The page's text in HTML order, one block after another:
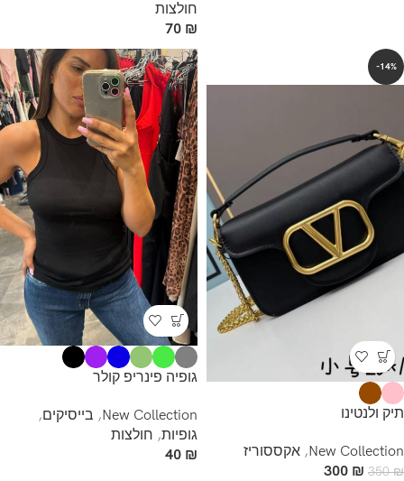
חולצות
70 ₪
-14%
תיק ולנטינו
New Collection
, אקססוריז
350₪
300 ₪
גופיה פינריפ קולר
New Collection
, בייסיקים,
גופיות, חולצות
40 ₪